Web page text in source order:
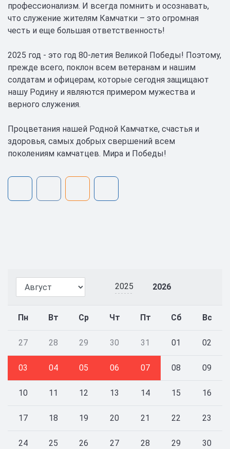
2025 2026
Пн Вт Ср Чт Пт Сб Вс
27 28 29 30 31 01 02
03 04 05 06 07 08 09
10 11 12 13 14 15 16
17 18 19 20 21 22 23
24 25 26 27 28 29 30
профессионализм. И всегда помнить и осознавать,
что служение жителям Камчатки – это огромная
честь и еще большая ответственность!
2025 год - это год 80-летия Великой Победы! Поэтому,
прежде всего, поклон всем ветеранам и нашим
солдатам и офицерам, которые сегодня защищают
нашу Родину и являются примером мужества и
верного служения.
Процветания нашей Родной Камчатке, счастья и
здоровья, самых добрых свершений всем
поколениям камчатцев. Мира и Победы!